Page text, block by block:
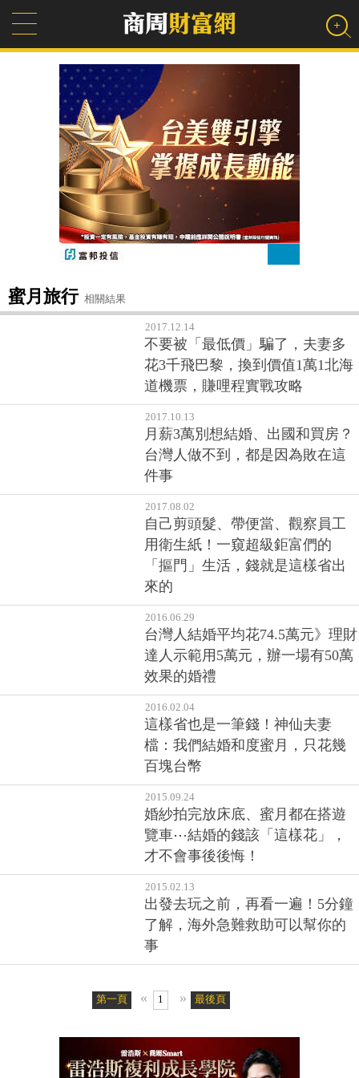
蜜月旅行 相關結果
2017.12.14
不要被「最低價」騙了，夫妻多
花3千飛巴黎，換到價值1萬1北海
道機票，賺哩程實戰攻略
2017.10.13
月薪3萬別想結婚、出國和買房？
台灣人做不到，都是因為敗在這
件事
2017.08.02
自己剪頭髮、帶便當、觀察員工
用衛生紙！一窺超級鉅富們的
「摳門」生活，錢就是這樣省出
來的
2016.06.29
台灣人結婚平均花74.5萬元》理財
達人示範用5萬元，辦一場有50萬
效果的婚禮
2016.02.04
這樣省也是一筆錢！神仙夫妻
檔：我們結婚和度蜜月，只花幾
百塊台幣
2015.09.24
婚紗拍完放床底、蜜月都在搭遊
覽車⋯結婚的錢該「這樣花」，
才不會事後後悔！
2015.02.13
出發去玩之前，再看一遍！5分鐘
了解，海外急難救助可以幫你的
事
第一頁 « 1 » 最後頁